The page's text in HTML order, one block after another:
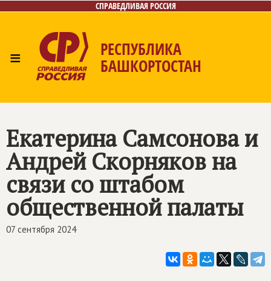
СПРАВЕДЛИВАЯ РОССИЯ
≡ РЕСПУБЛИКА
БАШКОРТОСТАН
Контакты
Екатерина Самсонова и
Андрей Скорняков на
связи со штабом
общественной палаты
07 сентября 2024